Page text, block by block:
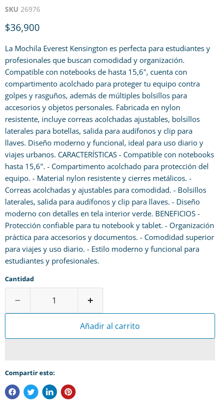
SKU 26976
Precio actual
$36,900
La Mochila Everest Kensington es perfecta para estudiantes y
profesionales que buscan comodidad y organización.
Compatible con notebooks de hasta 15,6", cuenta con
compartimento acolchado para proteger tu equipo contra
golpes y rasguños, además de múltiples bolsillos para
accesorios y objetos personales. Fabricada en nylon
resistente, incluye correas acolchadas ajustables, bolsillos
laterales para botellas, salida para audífonos y clip para
llaves. Diseño moderno y funcional, ideal para uso diario y
viajes urbanos. CARACTERÍSTICAS - Compatible con notebooks
hasta 15,6". - Compartimento acolchado para protección del
equipo. - Material nylon resistente y cierres metálicos. -
Correas acolchadas y ajustables para comodidad. - Bolsillos
laterales, salida para audífonos y clip para llaves. - Diseño
moderno con detalles en tela interior verde. BENEFICIOS -
Protección confiable para tu notebook y tablet. - Organización
práctica para accesorios y documentos. - Comodidad superior
para viajes y uso diario. - Estilo moderno y funcional para
estudiantes y profesionales.
Cantidad
Añadir al carrito
Compartir esto: